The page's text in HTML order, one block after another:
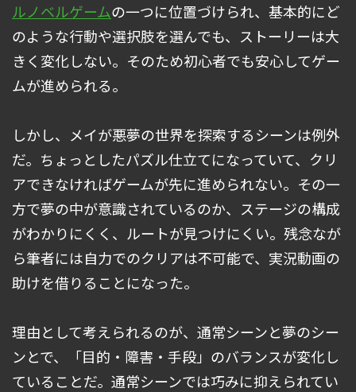
ルノベルゲームの一つに位置づけられ、基本的にど
のような行動や選択肢を選んでも、ストーリーは大
きく変化しない。そのため初心者でも安心してゲー
ムが進められる。
しかし、メイが悪夢の世界を探索するシーンは例外
だ。ちょっとしたパズル仕立てになっていて、クリ
アできなければゲームが先に進められない。その一
方で夢の中が意識されているのか、ステージの構成
がわかりにくく、ルートが見つけにくい。残念なが
ら筆者には自力でのクリアは不可能で、実況動画の
助けを借りることになった。
理由として考えられるのが、通常シーンと夢のシー
ンとで、「目的・障害・手段」のバランスが変化し
ていることだ。通常シーンでは巧みに抑えられてい